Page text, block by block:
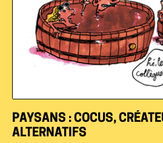
PAYSANS : COCUS,
ALTERNATIFS